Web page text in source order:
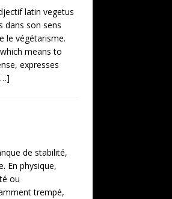
latin vegetus
dans son sens
le végétarisme.
means to
expresses
de stabilité,
En physique,
ou
trempé,